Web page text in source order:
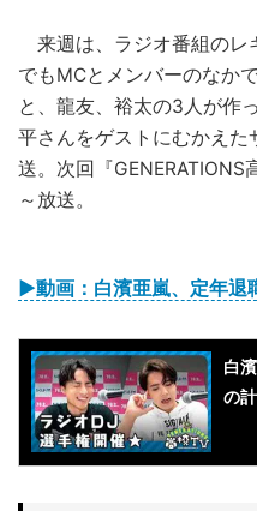
来週は、ラジオ番組のレ
でもMCとメンバーのなか
と、龍友、裕太の3人が作
平さんをゲストにむかえ
送。次回『
～放送。
▶動画：白濱亜嵐、定年退
白
の